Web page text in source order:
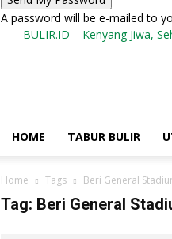
A password will be e-mailed to
BULIR.ID – Kenyang Jiwa,
HOME TABUR BULIR
Home Tags Beri General
Tag: Beri General